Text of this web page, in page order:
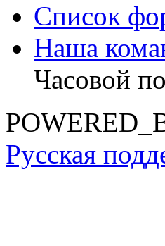
Список
Наша
Часовой
Русская